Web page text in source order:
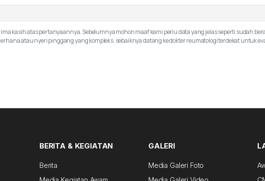
kasih atas pertanyaannya. Sebelumnya mohon maaf kami perlu data yang jelas seperti sudah
atau nyeri pinggang yang kompleks. sebaiknya datang ke dokter reumatologi terdekat untuk
BERITA & KEGIATAN
Berita
GALERI
Media Galeri Foto